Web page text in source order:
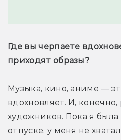
Где вы черпаете
приходят образы?
Музыка, кино, аниме —
вдохновляет. И,
художников. Пока я была
отпуске, у меня не